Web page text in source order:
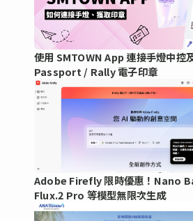
使用 SMTOWN App 連接手燈中控
Passport / Rally 電子印章
Adobe Firefly 限時優惠！Nano
Flux.2 Pro 等模型無限次生成